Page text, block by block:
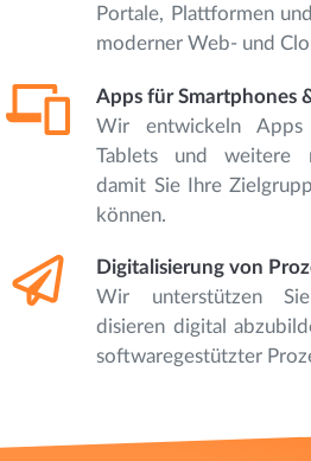
Portale, Plattformen
moderner Web- und
Apps für Smartphones
Wir entwickeln Apps
Tablets und weitere
damit Sie Ihre
können.
Digitalisierung von
Wir unterstützen
disieren digital
softwaregestützter